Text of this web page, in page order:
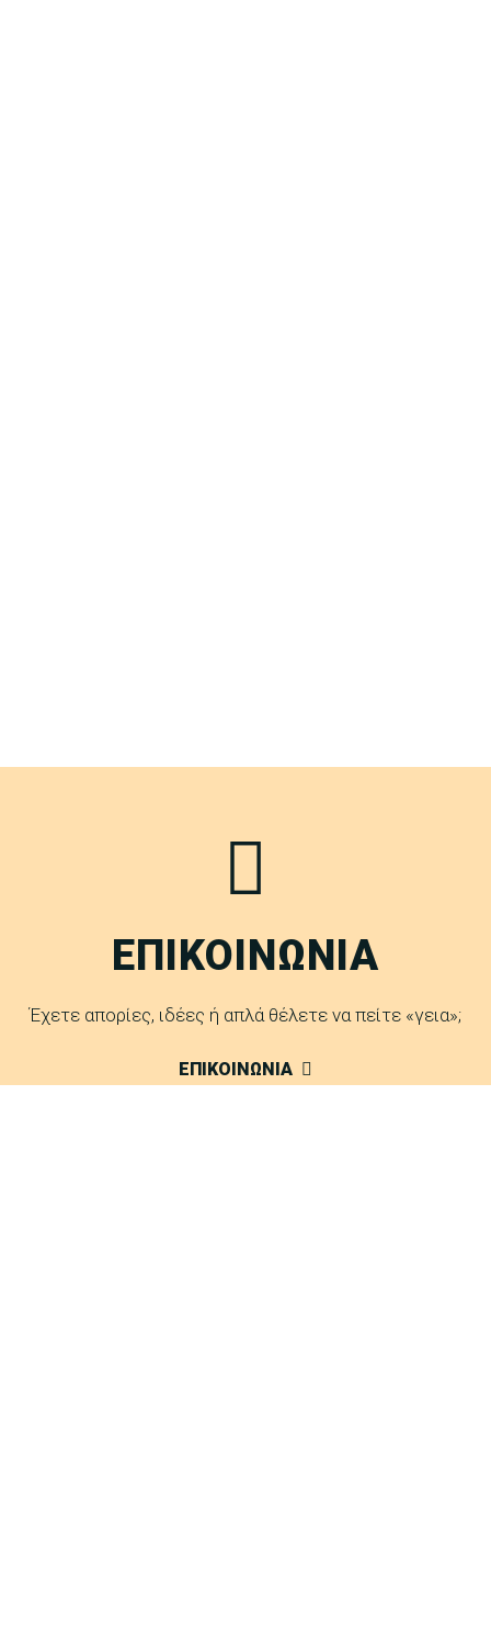
ΕΠΙΚΟΙΝΩΝΙΑ
Έχετε απορίες, ιδέες ή απλά θέλετε να πείτε «γεια»;
ΕΠΙΚΟΙΝΩΝΙΑ